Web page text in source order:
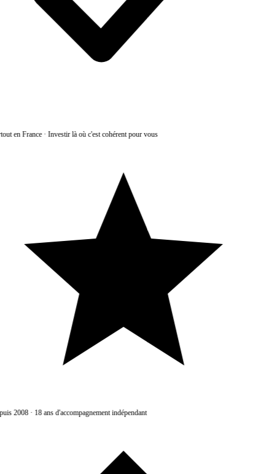
en France·Investir là où c'est cohérent pour vous
2008·18 ans d'accompagnement indépendant